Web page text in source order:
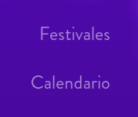
Festivales
Calendario